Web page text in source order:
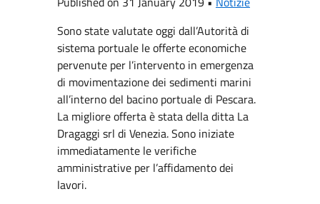
Sono state valutate oggi dall’Autorità di
sistema portuale le offerte economiche
pervenute per l’intervento in emergenza
di movimentazione dei sedimenti marini
all’interno del bacino portuale di Pescara.
La migliore offerta è stata della ditta La
Dragaggi srl di Venezia. Sono iniziate
immediatamente le verifiche
amministrative per l’affidamento dei
lavori.